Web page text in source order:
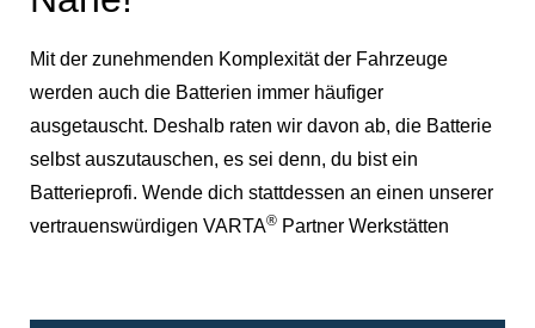
Mit der zunehmenden Komplexität der Fahrzeuge
werden auch die Batterien immer häufiger
ausgetauscht. Deshalb raten wir davon ab, die Batterie
selbst auszutauschen, es sei denn, du bist ein
Batterieprofi. Wende dich stattdessen an einen unserer
vertrauenswürdigen VARTA® Partner Werkstätten